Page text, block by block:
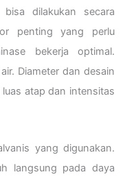
dilakukan secara
penting yang perlu
bekerja optimal.
Diameter dan desain
atap dan intensitas
yang digunakan.
langsung pada daya